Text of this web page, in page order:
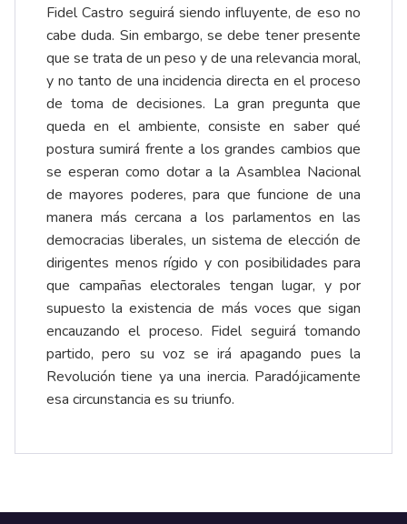
Fidel Castro seguirá siendo influyente, de eso no
cabe duda. Sin embargo, se debe tener presente
que se trata de un peso y de una relevancia moral,
y no tanto de una incidencia directa en el proceso
de toma de decisiones. La gran pregunta que
queda en el ambiente, consiste en saber qué
postura sumirá frente a los grandes cambios que
se esperan como dotar a la Asamblea Nacional
de mayores poderes, para que funcione de una
manera más cercana a los parlamentos en las
democracias liberales, un sistema de elección de
dirigentes menos rígido y con posibilidades para
que campañas electorales tengan lugar, y por
supuesto la existencia de más voces que sigan
encauzando el proceso. Fidel seguirá tomando
partido, pero su voz se irá apagando pues la
Revolución tiene ya una inercia. Paradójicamente
esa circunstancia es su triunfo.